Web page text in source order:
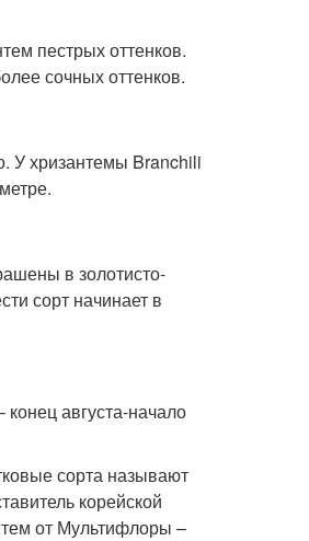
пестрых оттенков.
сочных оттенков.
У хризантемы Branchili
в золотисто-
сорт начинает в
августа-начало
сорта называют
корейской
от Мультифлоры –